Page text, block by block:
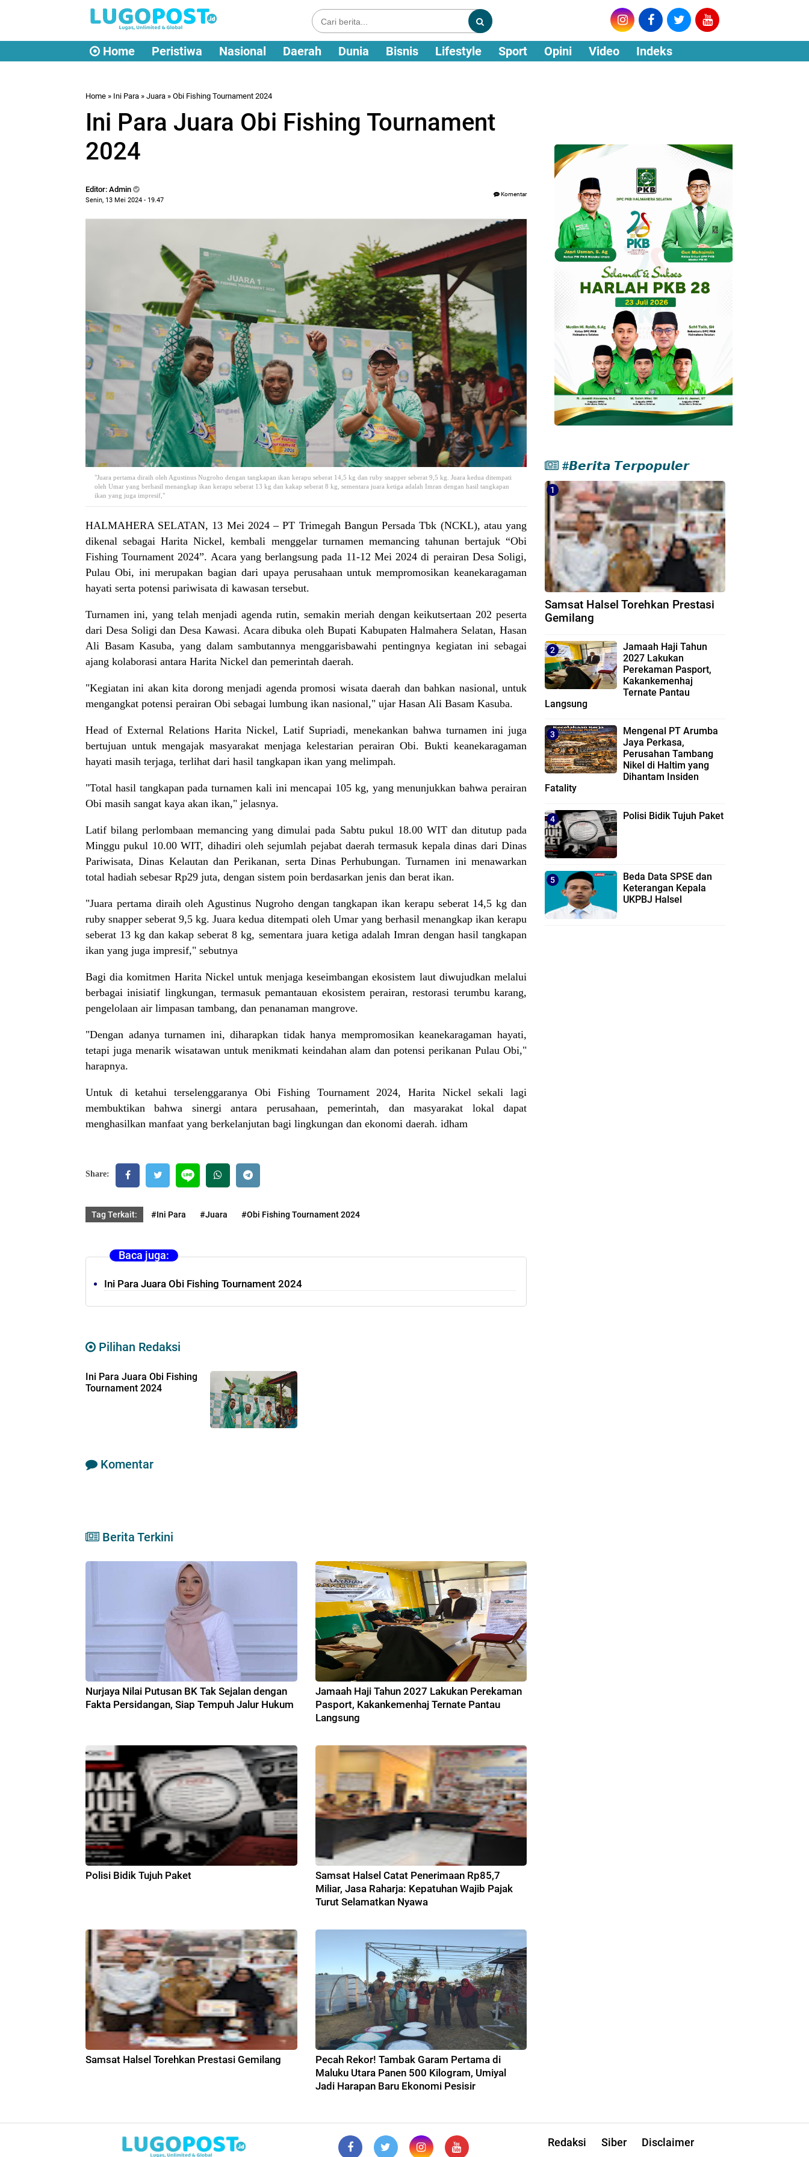
Home Peristiwa Nasional Daerah Dunia Bisnis Lifestyle Sport Opini Video Indeks
Home » Ini Para » Juara » Obi Fishing Tournament 2024
Ini Para Juara Obi Fishing Tournament
2024
Editor: Admin
Senin, 13 Mei 2024 - 19.47
Komentar
"Juara pertama diraih oleh Agustinus Nugroho dengan tangkapan ikan kerapu seberat 14,5 kg dan ruby snapper seberat 9,5 kg. Juara kedua ditempati
oleh Umar yang berhasil menangkap ikan kerapu seberat 13 kg dan kakap seberat 8 kg, sementara juara ketiga adalah Imran dengan hasil tangkapan
ikan yang juga impresif,"
HALMAHERA SELATAN, 13 Mei 2024 – PT Trimegah Bangun Persada Tbk (NCKL), atau yang
dikenal sebagai Harita Nickel, kembali menggelar turnamen memancing tahunan bertajuk “Obi
Fishing Tournament 2024”. Acara yang berlangsung pada 11-12 Mei 2024 di perairan Desa Soligi,
Pulau Obi, ini merupakan bagian dari upaya perusahaan untuk mempromosikan keanekaragaman
hayati serta potensi pariwisata di kawasan tersebut.
Turnamen ini, yang telah menjadi agenda rutin, semakin meriah dengan keikutsertaan 202 peserta
dari Desa Soligi dan Desa Kawasi. Acara dibuka oleh Bupati Kabupaten Halmahera Selatan, Hasan
Ali Basam Kasuba, yang dalam sambutannya menggarisbawahi pentingnya kegiatan ini sebagai
ajang kolaborasi antara Harita Nickel dan pemerintah daerah.
"Kegiatan ini akan kita dorong menjadi agenda promosi wisata daerah dan bahkan nasional, untuk
mengangkat potensi perairan Obi sebagai lumbung ikan nasional," ujar Hasan Ali Basam Kasuba.
Head of External Relations Harita Nickel, Latif Supriadi, menekankan bahwa turnamen ini juga
bertujuan untuk mengajak masyarakat menjaga kelestarian perairan Obi. Bukti keanekaragaman
hayati masih terjaga, terlihat dari hasil tangkapan ikan yang melimpah.
"Total hasil tangkapan pada turnamen kali ini mencapai 105 kg, yang menunjukkan bahwa perairan
Obi masih sangat kaya akan ikan," jelasnya.
Latif bilang perlombaan memancing yang dimulai pada Sabtu pukul 18.00 WIT dan ditutup pada
Minggu pukul 10.00 WIT, dihadiri oleh sejumlah pejabat daerah termasuk kepala dinas dari Dinas
Pariwisata, Dinas Kelautan dan Perikanan, serta Dinas Perhubungan. Turnamen ini menawarkan
total hadiah sebesar Rp29 juta, dengan sistem poin berdasarkan jenis dan berat ikan.
"Juara pertama diraih oleh Agustinus Nugroho dengan tangkapan ikan kerapu seberat 14,5 kg dan
ruby snapper seberat 9,5 kg. Juara kedua ditempati oleh Umar yang berhasil menangkap ikan kerapu
seberat 13 kg dan kakap seberat 8 kg, sementara juara ketiga adalah Imran dengan hasil tangkapan
ikan yang juga impresif," sebutnya
Bagi dia komitmen Harita Nickel untuk menjaga keseimbangan ekosistem laut diwujudkan melalui
berbagai inisiatif lingkungan, termasuk pemantauan ekosistem perairan, restorasi terumbu karang,
pengelolaan air limpasan tambang, dan penanaman mangrove.
"Dengan adanya turnamen ini, diharapkan tidak hanya mempromosikan keanekaragaman hayati,
tetapi juga menarik wisatawan untuk menikmati keindahan alam dan potensi perikanan Pulau Obi,"
harapnya.
Untuk di ketahui terselenggaranya Obi Fishing Tournament 2024, Harita Nickel sekali lagi
membuktikan bahwa sinergi antara perusahaan, pemerintah, dan masyarakat lokal dapat
menghasilkan manfaat yang berkelanjutan bagi lingkungan dan ekonomi daerah. idham
Share:
Tag Terkait: #Ini Para #Juara #Obi Fishing Tournament 2024
Baca juga:
Ini Para Juara Obi Fishing Tournament 2024
Pilihan Redaksi
Ini Para Juara Obi Fishing
Tournament 2024
Komentar
Berita Terkini
Nurjaya Nilai Putusan BK Tak Sejalan dengan
Fakta Persidangan, Siap Tempuh Jalur Hukum
Jamaah Haji Tahun 2027 Lakukan Perekaman
Pasport, Kakankemenhaj Ternate Pantau
Langsung
Polisi Bidik Tujuh Paket
Samsat Halsel Catat Penerimaan Rp85,7
Miliar, Jasa Raharja: Kepatuhan Wajib Pajak
Turut Selamatkan Nyawa
Samsat Halsel Torehkan Prestasi Gemilang
Pecah Rekor! Tambak Garam Pertama di
Maluku Utara Panen 500 Kilogram, Umiyal
Jadi Harapan Baru Ekonomi Pesisir
#𝘽𝙚𝙧𝙞𝙩𝙖 𝙏𝙚𝙧𝙥𝙤𝙥𝙪𝙡𝙚𝙧
Samsat Halsel Torehkan Prestasi
Gemilang
Jamaah Haji Tahun
2027 Lakukan
Perekaman Pasport,
Kakankemenhaj
Ternate Pantau
Langsung
Mengenal PT Arumba
Jaya Perkasa,
Perusahan Tambang
Nikel di Haltim yang
Dihantam Insiden
Fatality
Polisi Bidik Tujuh Paket
Beda Data SPSE dan
Keterangan Kepala
UKPBJ Halsel
Redaksi Siber Disclaimer